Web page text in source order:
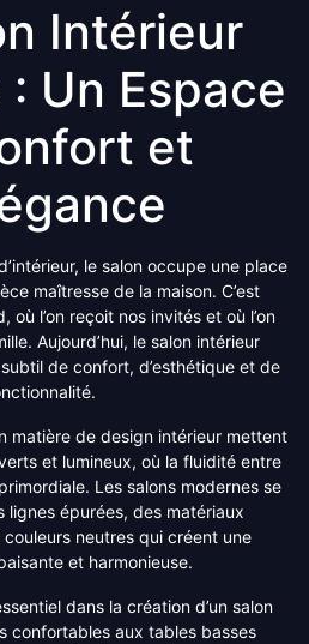
Intérieur
Un Espace
et
le salon occupe une place
maîtresse de la maison. C’est
où l’on reçoit nos invités et où l’on
Aujourd’hui, le salon intérieur
de confort, d’esthétique et de
matière de design intérieur mettent
et lumineux, où la fluidité entre
Les salons modernes se
lignes épurées, des matériaux
neutres qui créent une
et harmonieuse.
dans la création d’un salon
confortables aux tables basses